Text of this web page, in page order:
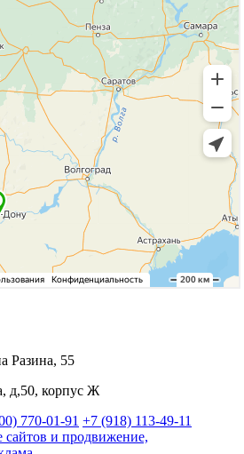
Разина, 55
д,50, корпус Ж
770-01-91 +7 (918) 113-49-11
и продвижение,